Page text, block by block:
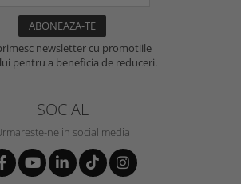
newsletter cu promotiile
pentru a beneficia de reduceri.
SOCIAL
ne in social media